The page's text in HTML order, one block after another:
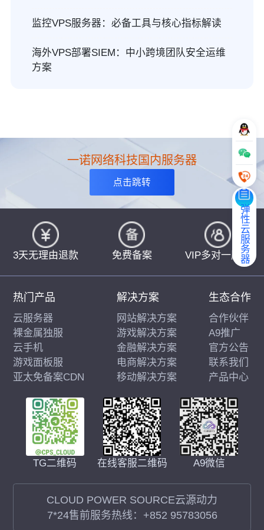
监控VPS服务器：必备工具与核心指标解读
海外VPS部署SIEM：中小跨境团队安全运维
方案
弹性云服务器
一诺网络科技国内服务器
点击跳转
3天无理由退款 免费备案 VIP多对一服务
TG二维码 在线客服二维码 A9微信
CLOUD POWER SOURCE云源动力
7*24售前服务热线： +852 95783056
热门产品
云服务器
裸金属独服
云手机
游戏面板服
亚太免备案CDN
解决方案
网站解决方案
游戏解决方案
金融解决方案
电商解决方案
移动解决方案
生态合作
合作伙伴
A9推广
官方公告
联系我们
产品中心